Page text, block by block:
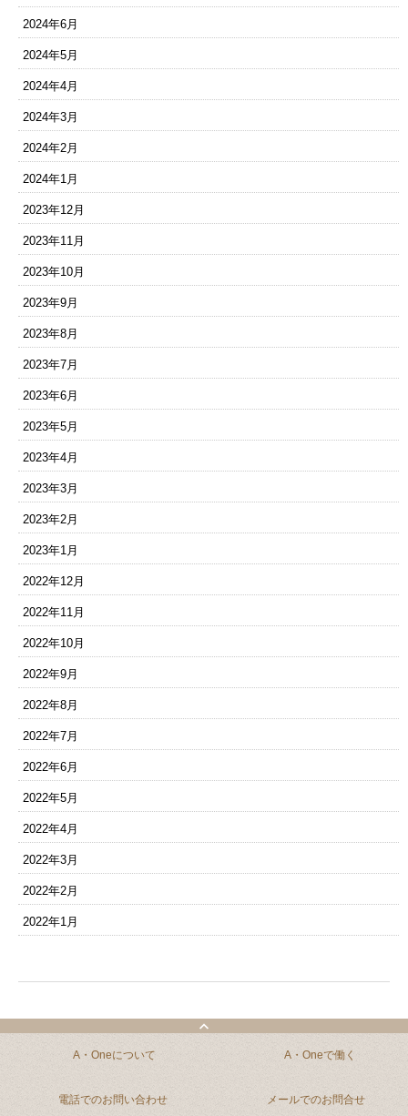
2024年6月
2024年5月
2024年4月
2024年3月
2024年2月
2024年1月
2023年12月
2023年11月
2023年10月
2023年9月
2023年8月
2023年7月
2023年6月
2023年5月
2023年4月
2023年3月
2023年2月
2023年1月
2022年12月
2022年11月
2022年10月
2022年9月
2022年8月
2022年7月
2022年6月
2022年5月
2022年4月
2022年3月
2022年2月
2022年1月
A・Oneについて A・Oneで働く
電話でのお問い合わせ メールでのお問合せ